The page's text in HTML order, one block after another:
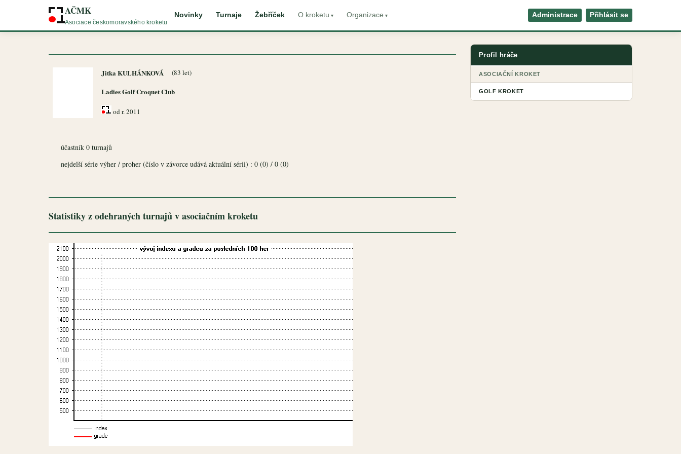
AČMK
Asociace českomoravského kroketu
Novinky Turnaje Žebříček O kroketu Organizace Administrace Přihlásit se
Jitka KULHÁNKOVÁ (83 let)
Ladies Golf Croquet Club
od r. 2011
účastník 0 turnajů
nejdelší série výher / proher (číslo v závorce udává aktuální sérii) : 0 (0) / 0 (0)
Statistiky z odehraných turnajů v asociačním kroketu
Profil hráče
ASOCIAČNÍ KROKET
GOLF KROKET